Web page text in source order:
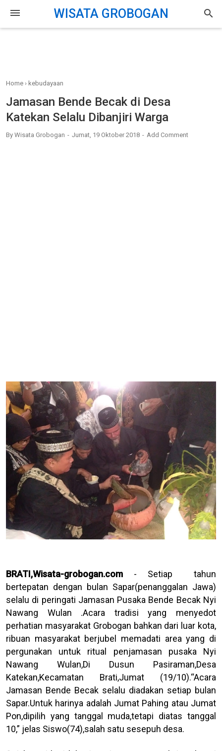
WISATA GROBOGAN search
Home › kebudayaan
Jamasan Bende Becak di Desa
Katekan Selalu Dibanjiri Warga
By Wisata Grobogan Jumat, 19 Oktober 2018 Add Comment
BRATI,Wisata-grobogan.com - Setiap tahun
bertepatan dengan bulan Sapar(penanggalan Jawa)
selalu di peringati Jamasan Pusaka Bende Becak Nyi
Nawang Wulan .Acara tradisi yang menyedot
perhatian masyarakat Grobogan bahkan dari luar kota,
ribuan masyarakat berjubel memadati area yang di
pergunakan untuk ritual penjamasan pusaka Nyi
Nawang Wulan,Di Dusun Pasiraman,Desa
Katekan,Kecamatan Brati,Jumat (19/10).“Acara
Jamasan Bende Becak selalu diadakan setiap bulan
Sapar.Untuk harinya adalah Jumat Pahing atau Jumat
Pon,dipilih yang tanggal muda,tetapi diatas tanggal
10,” jelas Siswo(74),salah satu sesepuh desa.